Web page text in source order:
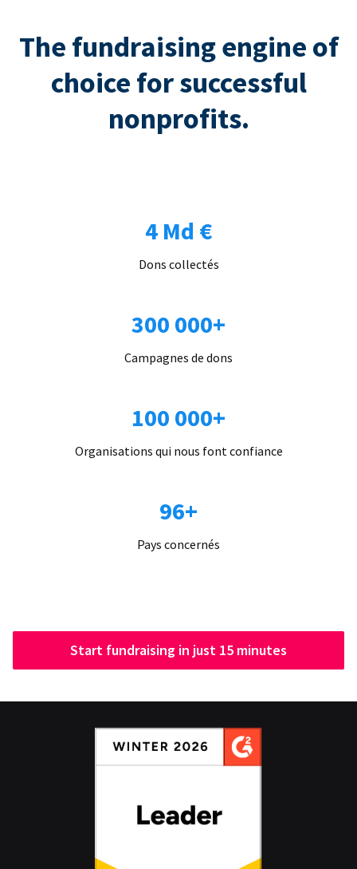
The fundraising engine of
choice for successful
nonprofits.
4 Md €
Dons collectés
300 000+
Campagnes de dons
100 000+
Organisations qui nous font confiance
96+
Pays concernés
Start fundraising in just 15 minutes